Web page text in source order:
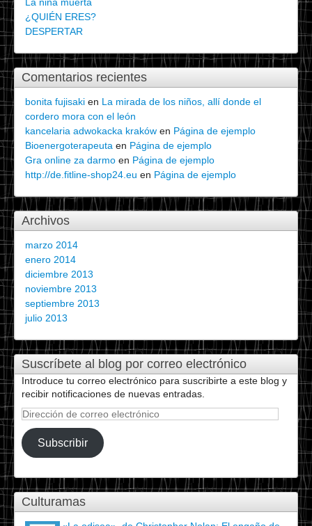
¿QUIÉN ERES?
DESPERTAR
Comentarios recientes
bonita fujisaki en La mirada de los niños, allí donde el
cordero mora con el león
kancelaria adwokacka kraków en Página de ejemplo
Bioenergoterapeuta en Página de ejemplo
Gra online za darmo en Página de ejemplo
http://de.fitline-shop24.eu en Página de ejemplo
Archivos
marzo 2014
enero 2014
diciembre 2013
noviembre 2013
septiembre 2013
julio 2013
Suscríbete al blog por correo electrónico
Introduce tu correo electrónico para suscribirte a este blog y
recibir notificaciones de nuevas entradas.
Dirección
correo
electrónico
Subscribir
Culturamas